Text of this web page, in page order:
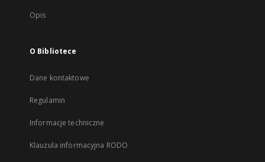
Opis
O Bibliotece
Dane kontaktowe
Regulamin
Informacje techniczne
Klauzula informacyjna RODO